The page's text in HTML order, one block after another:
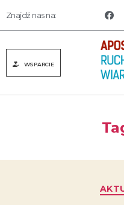
Znajdź nas na:
WSPARCIE